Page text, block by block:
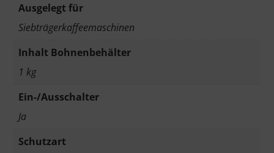
Ausgelegt für
Siebträgerkaffeemaschinen
Inhalt Bohnenbehälter
1 kg
Ein-/Ausschalter
Ja
Schutzart